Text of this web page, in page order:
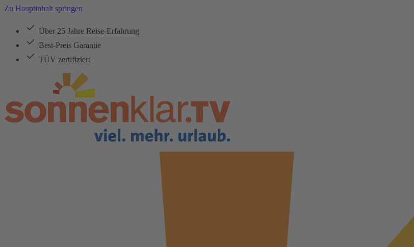
Zu Hauptinhalt springen
Über 25 Jahre Reise-Erfahrung
Best-Preis Garantie
TÜV zertifiziert